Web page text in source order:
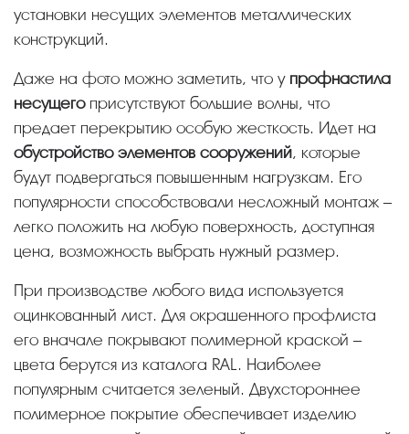
установки несущих элементов металлических
конструкций.
Даже на фото можно заметить, что у профнастила
несущегоприсутствуют большие волны, что
предает перекрытию особую жесткость. Идет на
обустройство элементов сооружений, которые
будут подвергаться повышенным нагрузкам. Его
популярности способствовали несложный монтаж –
легко положить на любую поверхность, доступная
цена, возможность выбрать нужный размер.
При производстве любого вида используется
оцинкованный лист. Для окрашенного профлиста
его вначале покрывают полимерной краской –
цвета берутся из каталога RAL. Наиболее
популярным считается зеленый. Двухстороннее
полимерное покрытие обеспечивает изделию